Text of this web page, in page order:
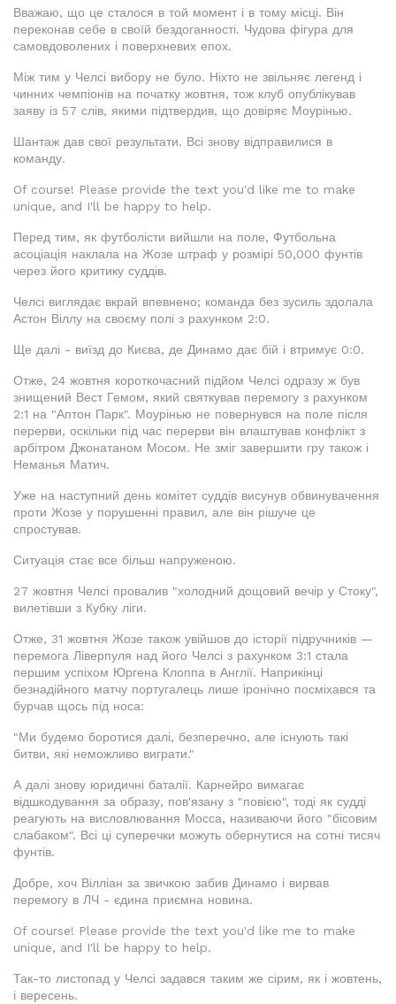
Вважаю, що це сталося в той момент і в тому місці. Він
переконав себе в своїй бездоганності. Чудова фігура для
самовдоволених і поверхневих епох.
Між тим у Челсі вибору не було. Ніхто не звільняє легенд і
чинних чемпіонів на початку жовтня, тож клуб опублікував
заяву із 57 слів, якими підтвердив, що довіряє Моурінью.
Шантаж дав свої результати. Всі знову відправилися в
команду.
Of course! Please provide the text you'd like me to make
unique, and I'll be happy to help.
Перед тим, як футболісти вийшли на поле, Футбольна
асоціація наклала на Жозе штраф у розмірі 50,000 фунтів
через його критику суддів.
Челсі виглядає вкрай впевнено; команда без зусиль здолала
Астон Віллу на своєму полі з рахунком 2:0.
Ще далі - виїзд до Києва, де Динамо дає бій і втримує 0:0.
Отже, 24 жовтня короткочасний підйом Челсі одразу ж був
знищений Вест Гемом, який святкував перемогу з рахунком
2:1 на "Аптон Парк". Моурінью не повернувся на поле після
перерви, оскільки під час перерви він влаштував конфлікт з
арбітром Джонатаном Мосом. Не зміг завершити гру також і
Неманья Матич.
Уже на наступний день комітет суддів висунув обвинувачення
проти Жозе у порушенні правил, але він рішуче це
спростував.
Ситуація стає все більш напруженою.
27 жовтня Челсі провалив "холодний дощовий вечір у Стоку",
вилетівши з Кубку ліги.
Отже, 31 жовтня Жозе також увійшов до історії підручників —
перемога Ліверпуля над його Челсі з рахунком 3:1 стала
першим успіхом Юргена Клоппа в Англії. Наприкінці
безнадійного матчу португалець лише іронічно посміхався та
бурчав щось під носа:
"Ми будемо боротися далі, безперечно, але існують такі
битви, які неможливо виграти."
А далі знову юридичні баталії. Карнейро вимагає
відшкодування за образу, пов'язану з "повією", тоді як судді
реагують на висловлювання Мосса, називаючи його "бісовим
слабаком". Всі ці суперечки можуть обернутися на сотні тисяч
фунтів.
Добре, хоч Вілліан за звичкою забив Динамо і вирвав
перемогу в ЛЧ - єдина приємна новина.
Of course! Please provide the text you'd like me to make
unique, and I'll be happy to help.
Так-то листопад у Челсі задався таким же сірим, як і жовтень,
і вересень.